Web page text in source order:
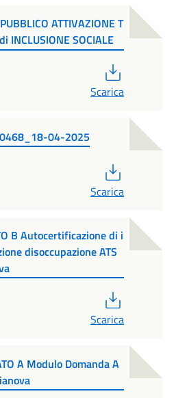
ATTIVAZIONE T
INCLUSIONE SOCIALE
Scarica
04-2025
Scarica
B Autocertificazione di i
disoccupazione ATS
Scarica
A Modulo Domanda A